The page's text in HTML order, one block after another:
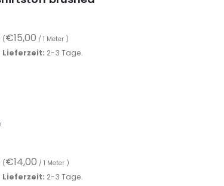
(€15,00 / 1 Meter )
Lieferzeit: 2-3 Tage.
(€14,00 / 1 Meter )
Lieferzeit: 2-3 Tage.